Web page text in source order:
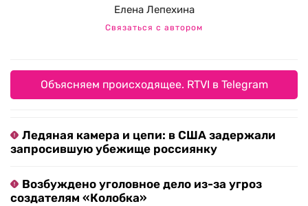
Елена Лепехина
Связаться с автором
Объясняем происходящее. RTVI в Telegram
Ледяная камера и цепи: в США задержали
запросившую убежище россиянку
Возбуждено уголовное дело из-за угроз
создателям «Колобка»